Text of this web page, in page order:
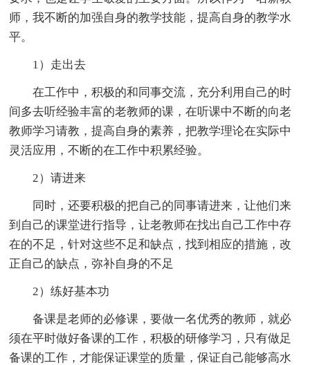
师，我不断的加强自身的教学技能，提高自身的教学水
平。
1）走出去
在工作中，积极的和同事交流，充分利用自己的时
间多去听经验丰富的老教师的课，在听课中不断的向老
教师学习请教，提高自身的素养，把教学理论在实际中
灵活应用，不断的在工作中积累经验。
2）请进来
同时，还要积极的把自己的同事请进来，让他们来
到自己的课堂进行指导，让老教师在找出自己工作中存
在的不足，针对这些不足和缺点，找到相应的措施，改
正自己的缺点，弥补自身的不足
2）练好基本功
备课是老师的必修课，要做一名优秀的教师，就必
须在平时做好备课的工作，积极的研修学习，只有做足
备课的工作，才能保证课堂的质量，保证自己能够高水